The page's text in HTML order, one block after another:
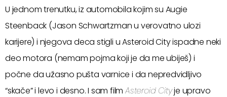
U jednom trenutku, iz automobila kojim su Augie
Steenback (Jason Schwartzman u verovatno ulozi
karijere) i njegova deca stigli u Asteroid City ispadne neki
deo motora (nemam pojma koji je da me ubiješ) i
počne da užasno pušta varnice i da nepredvidljivo
“skače” i levo i desno. I sam filmAsteroid Cityje upravo